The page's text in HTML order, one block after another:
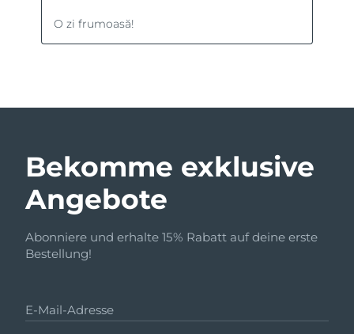
Bekomme exklusive
Angebote
Abonniere und erhalte 15% Rabatt auf deine erste
Bestellung!
E-Mail-Adresse